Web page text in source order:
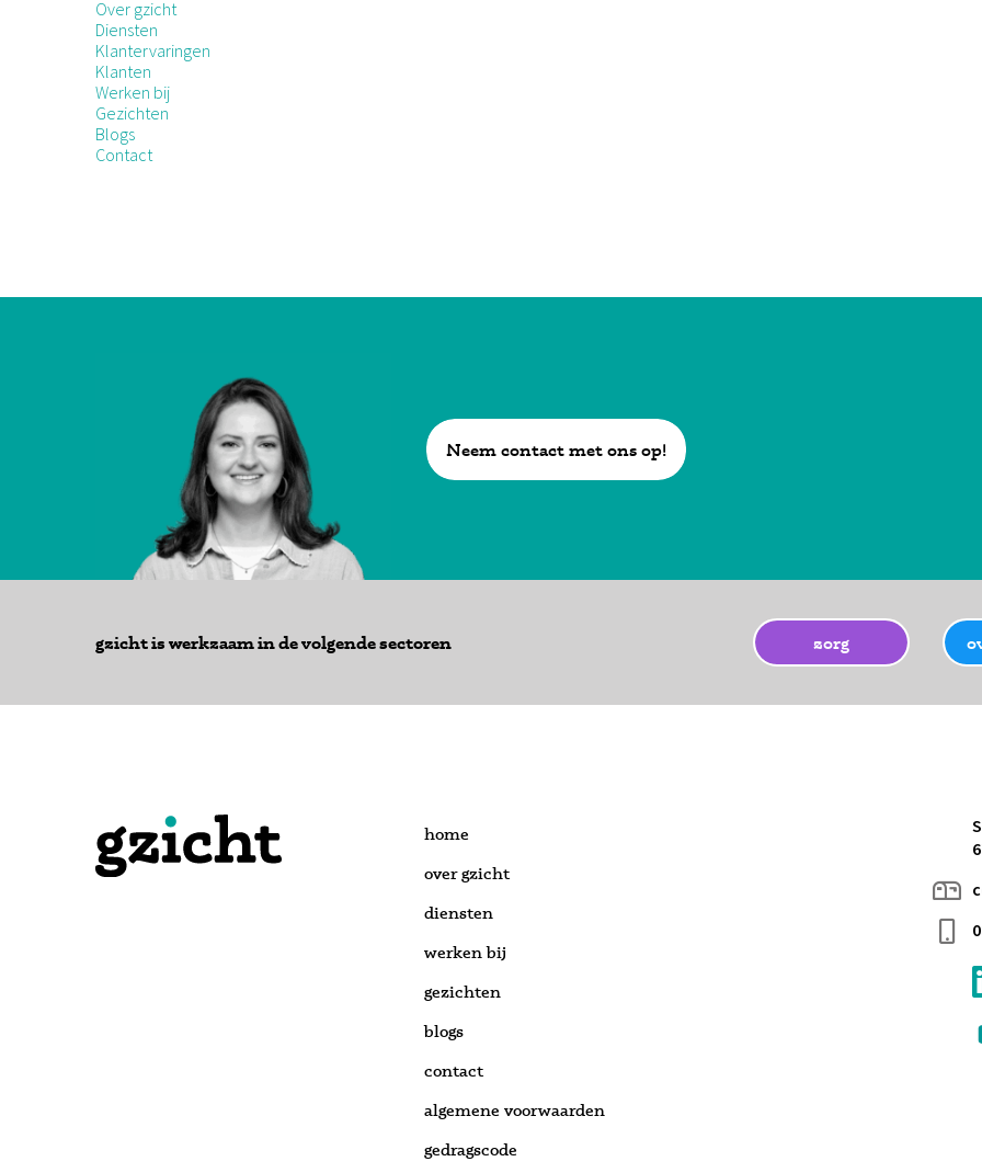
Over gzicht
Diensten
Klantervaringen
Klanten
Werken bij
Gezichten
Blogs
Contact
Neem contact met ons op!
gzicht is werkzaam in de volgende sectoren zorg
home
over gzicht
diensten
werken bij
gezichten
blogs
contact
algemene voorwaarden
gedragscode